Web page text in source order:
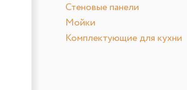
Стеновые панели
Мойки
Комплектующие для кухни